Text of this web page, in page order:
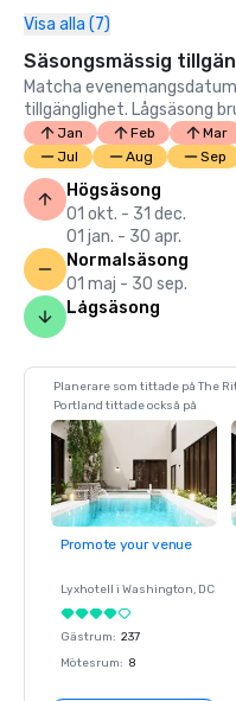
Visa alla (7)
Säsongsmässig
Matcha
tillgänglighet. Lågsäsong
Jan Feb Mar
Jul
Aug Sep
Högsäsong
01 okt. - 31 dec.
01 jan. - 30 apr.
Normalsäsong
01 maj - 30 sep.
Lågsäsong
Planerare som tittade på The
Portland tittade också på
Promote your venue
Lyxhotell i Washington, DC
Gästrum: 237
Mötesrum: 8